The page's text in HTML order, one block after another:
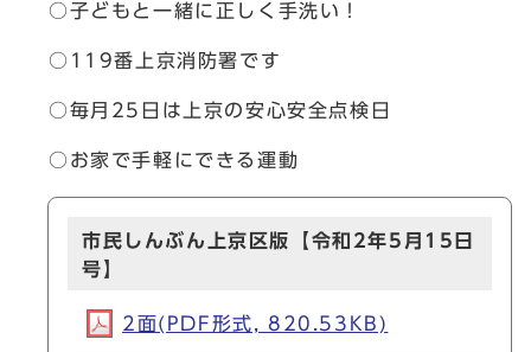
○子どもと一緒に正しく手洗い！
○119番上京消防署です
○毎月25日は上京の安心安全点検日
○お家で手軽にできる運動
市民しんぶん上京区版【令和2年5月15日
号】
2面(PDF形式, 820.53KB)